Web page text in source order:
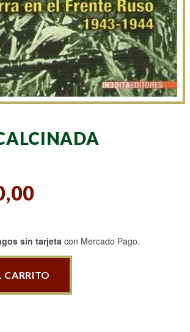
sin tarjeta con Mercado Pago.
CARRITO